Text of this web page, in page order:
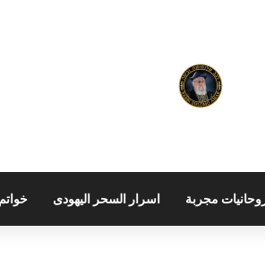
مجربة اسرار السحر اليهودى